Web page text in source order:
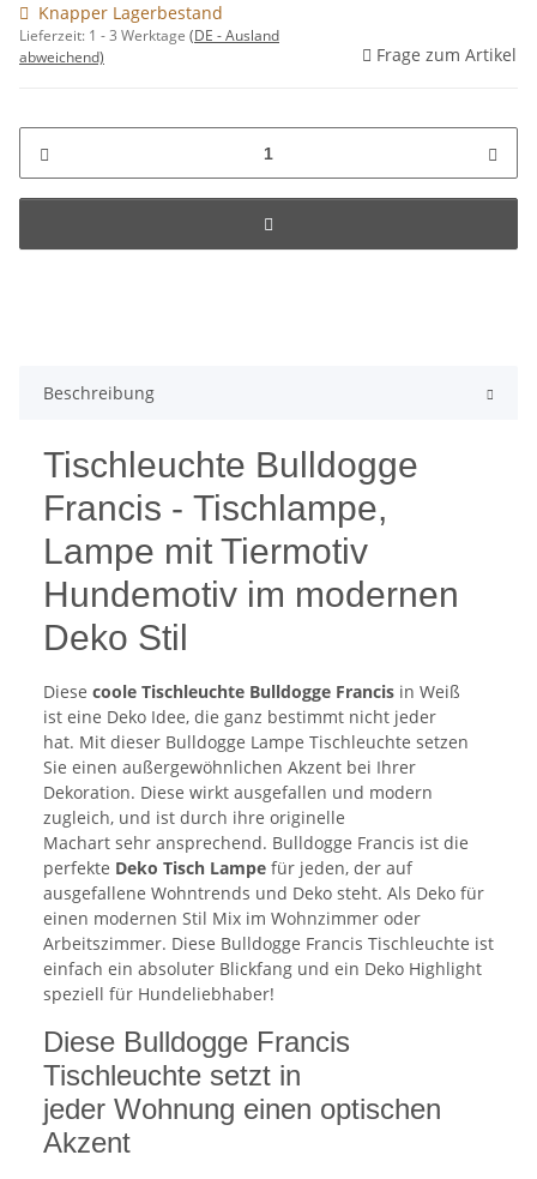
Knapper Lagerbestand
Lieferzeit: 1 - 3 Werktage (DE - Ausland
abweichend)
Frage zum Artikel
Beschreibung
Tischleuchte Bulldogge
Francis - Tischlampe,
Lampe mit Tiermotiv
Hundemotiv im modernen
Deko Stil
Diese coole Tischleuchte Bulldogge Francis in Weiß
ist eine Deko Idee, die ganz bestimmt nicht jeder
hat. Mit dieser Bulldogge Lampe Tischleuchte setzen
Sie einen außergewöhnlichen Akzent bei Ihrer
Dekoration. Diese wirkt ausgefallen und modern
zugleich, und ist durch ihre originelle
Machart sehr ansprechend. Bulldogge Francis ist die
perfekte Deko Tisch Lampe für jeden, der auf
ausgefallene Wohntrends und Deko steht. Als Deko für
einen modernen Stil Mix im Wohnzimmer oder
Arbeitszimmer. Diese Bulldogge Francis Tischleuchte ist
einfach ein absoluter Blickfang und ein Deko Highlight
speziell für Hundeliebhaber!
Diese Bulldogge Francis
Tischleuchte setzt in
jeder Wohnung einen optischen
Akzent